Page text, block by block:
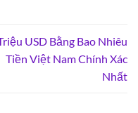
USD Bằng Bao Nhiêu
Tiền Việt Nam Chính Xác
Nhất